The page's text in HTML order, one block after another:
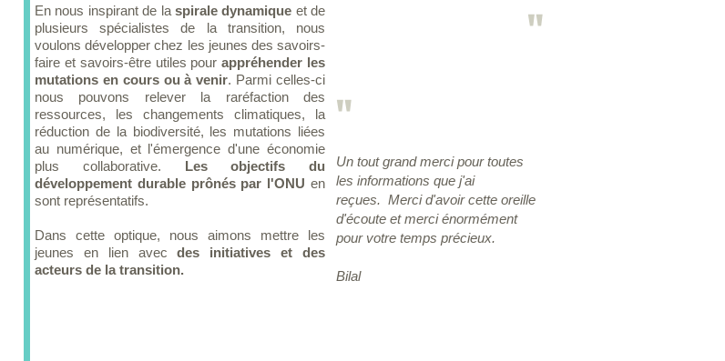
En nous inspirant de la spirale dynamique et de
plusieurs spécialistes de la transition, nous
voulons développer chez les jeunes des savoirs-
faire et savoirs-être utiles pourappréhender les
mutations en cours ou à venir. Parmi celles-ci
nous pouvons relever la raréfaction des
ressources, les changements climatiques, la
réduction de la biodiversité, les mutations liées
au numérique, et l'émergence d'une économie
plus collaborative. Les objectifs du
développement durable prônés par l'ONU en
sont représentatifs.
Dans cette optique, nous aimons mettre les
jeunes en lien avecdes initiatives et des
acteurs de la transition.
"
"
Un tout grand merci pour toutes
les informations que j'ai
reçues. Merci d'avoir cette oreille
d'écoute et merci énormément
pour votre temps précieux.
Bilal